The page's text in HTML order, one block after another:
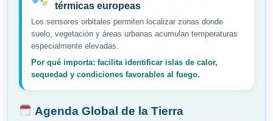
térmicas europeas
Los sensores orbitales permiten localizar zonas donde
suelo, vegetación y áreas urbanas acumulan temperaturas
especialmente elevadas.
Por qué importa: facilita identificar islas de calor,
sequedad y condiciones favorables al fuego.
Agenda Global de la Tierra